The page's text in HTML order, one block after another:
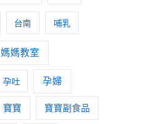
台南 哺乳
媽媽教室
孕吐 孕婦
寶寶 寶寶副食品